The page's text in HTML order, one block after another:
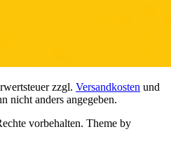
zzgl. Versandkosten und
nicht anders angegeben.
vorbehalten. Theme by